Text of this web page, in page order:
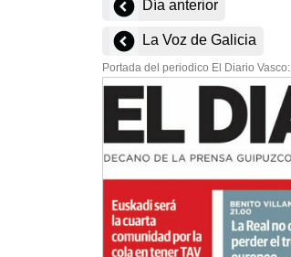
Día anterior
La Voz de Galicia
Portada del periodico El Diario Vasco: